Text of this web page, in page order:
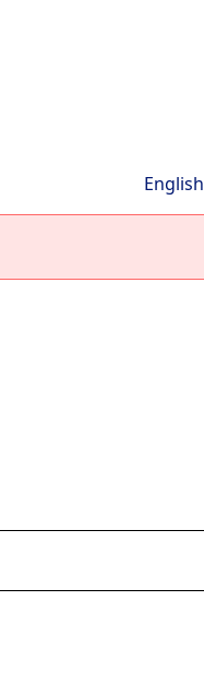
English